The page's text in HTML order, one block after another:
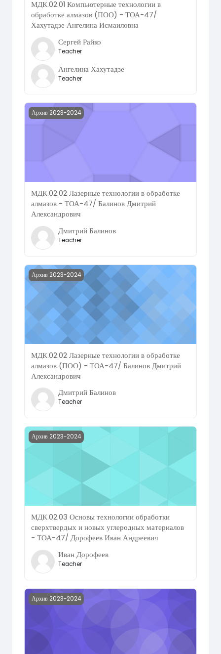
МДК.02.01 Компьютерные технологии в
обработке алмазов (ПОО) - ТОА-47/
Хахутадзе Ангелина Исмаиловна
Сергей Райко
Teacher
Ангелина Хахутадзе
Teacher
Course image МДК.02.02 Лазерные технологии в
Архив 2023-2024
МДК.02.02 Лазерные технологии в обработке
алмазов - ТОА-47/ Балинов Дмитрий
Александрович
Дмитрий Балинов
Teacher
Course image МДК.02.02 Лазерные технологии в
Архив 2023-2024
МДК.02.02 Лазерные технологии в обработке
алмазов (ПОО) - ТОА-47/ Балинов Дмитрий
Александрович
Дмитрий Балинов
Teacher
Course image МДК.02.03 Основы технологии
Архив 2023-2024
МДК.02.03 Основы технологии обработки
сверхтвердых и новых углеродных материалов
- ТОА-47/ Дорофеев Иван Андреевич
Иван Дорофеев
Teacher
Course image МДК.02.04 Компьютерное моделирование
Архив 2023-2024